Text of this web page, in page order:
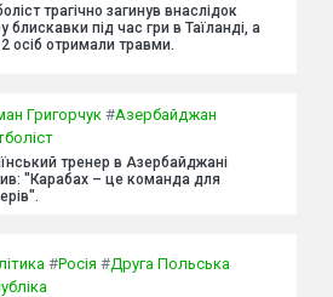
трагічно загинув внаслідок
блискавки під час гри в Таїланді, а
осіб отримали травми.
Григорчук#Азербайджан
тренер в Азербайджані
"Карабах – це команда для
#Росія #Друга Польська